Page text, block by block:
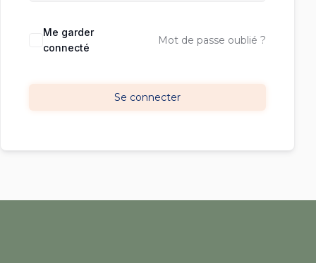
Me garder
connecté
Mot de passe oublié ?
Se connecter